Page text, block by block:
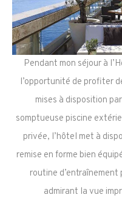
Pendant mon séjour à
l’opportunité de profiter
mises à disposition
somptueuse piscine
privée, l’hôtel met à
remise en forme bien
routine
admirant la vue